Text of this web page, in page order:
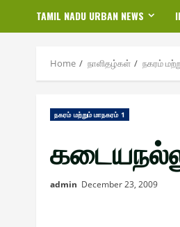
TAMIL NADU URBAN NEWS
Home நாளிதழ்௧ள் ந௧ரம்
ந௧ரம் மற்றும் மாந௧ரம் 1
admin December 23, 2009